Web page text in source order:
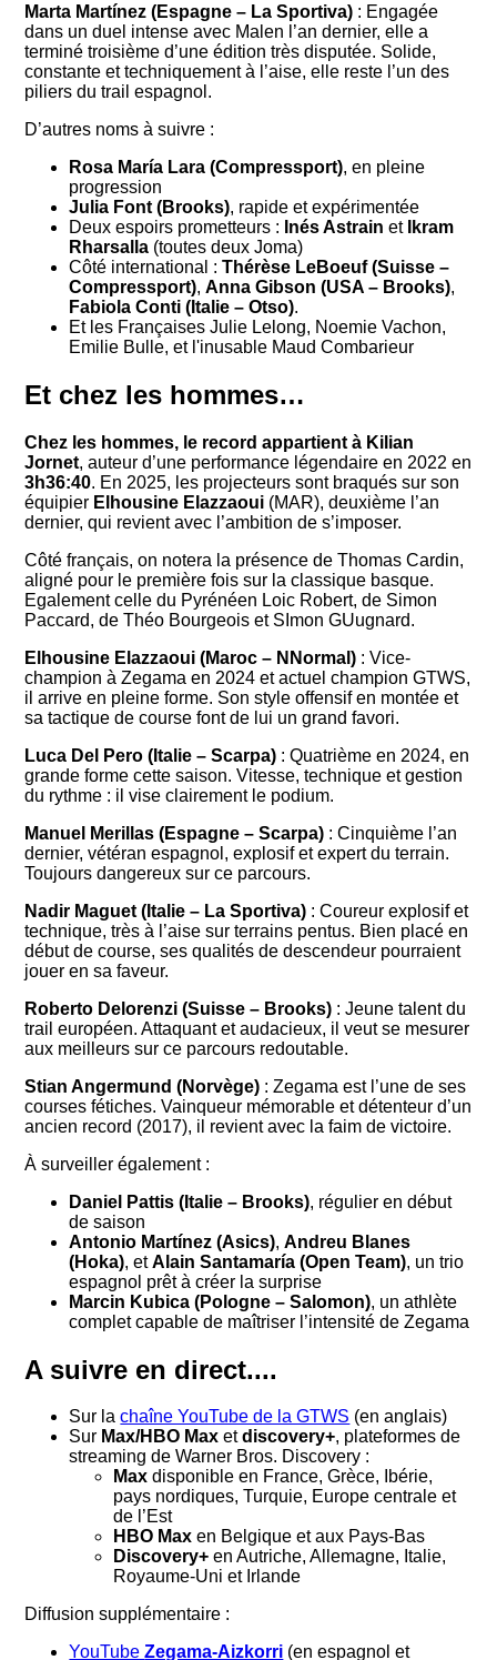
Marta Martínez (Espagne – La Sportiva) : Engagée
dans un duel intense avec Malen l’an dernier, elle a
terminé troisième d’une édition très disputée. Solide,
constante et techniquement à l’aise, elle reste l’un des
piliers du trail espagnol.
D’autres noms à suivre :
Rosa María Lara (Compressport), en pleine
progression
Julia Font (Brooks), rapide et expérimentée
Deux espoirs prometteurs : Inés Astrain et Ikram
Rharsalla (toutes deux Joma)
Côté international :Thérèse LeBoeuf (Suisse –
Compressport),Anna Gibson (USA – Brooks),
Fabiola Conti (Italie – Otso).
Et les Françaises Julie Lelong, Noemie Vachon,
Emilie Bulle, et l'inusable Maud Combarieur
Et chez les hommes…
Chez les hommes, le record appartient à Kilian
Jornet, auteur d’une performance légendaire en 2022 en
3h36:40. En 2025, les projecteurs sont braqués sur son
équipier Elhousine Elazzaoui (MAR), deuxième l’an
dernier, qui revient avec l’ambition de s’imposer.
Côté français, on notera la présence de Thomas Cardin,
aligné pour le première fois sur la classique basque.
Egalement celle du Pyrénéen Loic Robert, de Simon
Paccard, de Théo Bourgeois et SImon GUugnard.
Elhousine Elazzaoui (Maroc – NNormal) : Vice-
champion à Zegama en 2024 et actuel champion GTWS,
il arrive en pleine forme. Son style offensif en montée et
sa tactique de course font de lui un grand favori.
Luca Del Pero (Italie – Scarpa) : Quatrième en 2024, en
grande forme cette saison. Vitesse, technique et gestion
du rythme : il vise clairement le podium.
Manuel Merillas (Espagne – Scarpa) : Cinquième l’an
dernier, vétéran espagnol, explosif et expert du terrain.
Toujours dangereux sur ce parcours.
Nadir Maguet (Italie – La Sportiva) : Coureur explosif et
technique, très à l’aise sur terrains pentus. Bien placé en
début de course, ses qualités de descendeur pourraient
jouer en sa faveur.
Roberto Delorenzi (Suisse – Brooks) : Jeune talent du
trail européen. Attaquant et audacieux, il veut se mesurer
aux meilleurs sur ce parcours redoutable.
Stian Angermund (Norvège) : Zegama est l’une de ses
courses fétiches. Vainqueur mémorable et détenteur d’un
ancien record (2017), il revient avec la faim de victoire.
À surveiller également :
Daniel Pattis (Italie – Brooks), régulier en début
de saison
Antonio Martínez (Asics),Andreu Blanes
(Hoka), etAlain Santamaría (Open Team), un trio
espagnol prêt à créer la surprise
Marcin Kubica (Pologne – Salomon), un athlète
complet capable de maîtriser l’intensité de Zegama
A suivre en direct....
Sur lachaîne YouTube de la GTWS (en anglais)
Sur Max/HBO Max etdiscovery+, plateformes de
streaming de Warner Bros. Discovery :
Max disponible en France, Grèce, Ibérie,
pays nordiques, Turquie, Europe centrale et
de l’Est
HBO Max en Belgique et aux Pays-Bas
Discovery+ en Autriche, Allemagne, Italie,
Royaume-Uni et Irlande
Diffusion supplémentaire :
YouTubeZegama-Aizkorri (en espagnol et